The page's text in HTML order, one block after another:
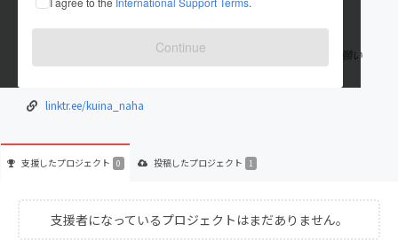
Continue
在住国：日本 現在地：沖縄県
出身国：日本 出身地：未設定
「ホリエモンプロジェクト：沖縄そば くいな那覇店」 よろしくお願い
します！
linktr.ee/kuina_naha
支援したプロジェクト 0 投稿したプロジェクト 1
支援者になっているプロジェクトはまだありません。